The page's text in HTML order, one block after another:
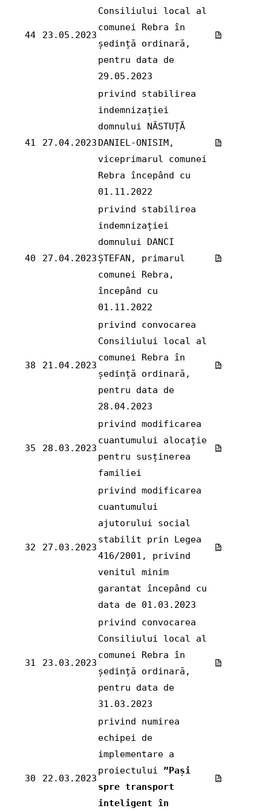
44 23.05.2023
Consiliului local al
comunei Rebra în
ședință ordinară,
pentru data de
29.05.2023
41 27.04.2023
privind stabilirea
indemnizației
domnului NĂSTUȚĂ
DANIEL-ONISIM,
viceprimarul comunei
Rebra începând cu
01.11.2022
40 27.04.2023
privind stabilirea
indemnizației
domnului DANCI
ȘTEFAN, primarul
comunei Rebra,
începând cu
01.11.2022
38 21.04.2023
privind convocarea
Consiliului local al
comunei Rebra în
ședință ordinară,
pentru data de
28.04.2023
35 28.03.2023
privind modificarea
cuantumului alocație
pentru susținerea
familiei
32 27.03.2023
privind modificarea
cuantumului
ajutorului social
stabilit prin Legea
416/2001, privind
venitul minim
garantat începând cu
data de 01.03.2023
31 23.03.2023
privind convocarea
Consiliului local al
comunei Rebra în
ședință ordinară,
pentru data de
31.03.2023
30 22.03.2023
privind numirea
echipei de
implementare a
proiectului ”Pași
spre transport
inteligent în